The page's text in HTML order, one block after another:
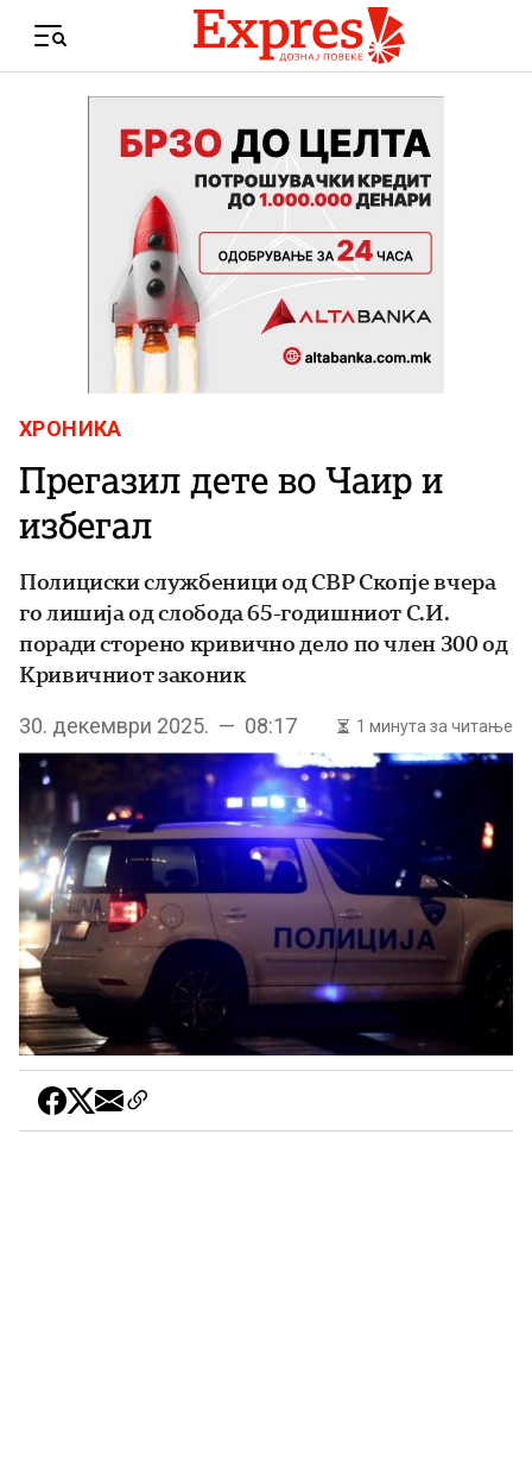
Menu
ХРОНИКА
Прегазил дете во Чаир и
избегал
Полициски службеници од СВР Скопје вчера
го лишија од слобода 65-годишниот С.И.
поради сторено кривично дело по член 300 од
Кривичниот законик
30. декември 2025. — 08:17 1 минута за читање